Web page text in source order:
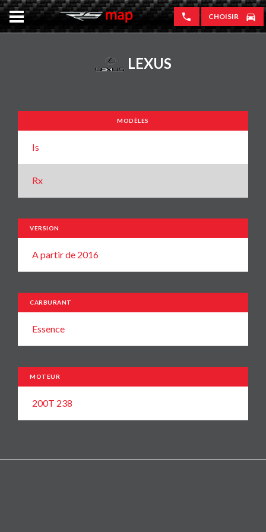
CHOISIR
LEXUS
MODÈLES
Is
Rx
VERSION
A partir de 2016
CARBURANT
Essence
MOTEUR
200T 238